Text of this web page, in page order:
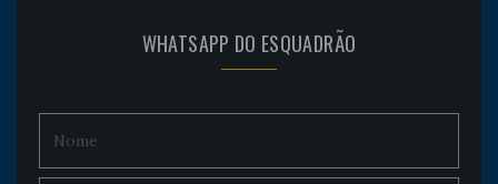
WHATSAPP DO ESQUADRÃO